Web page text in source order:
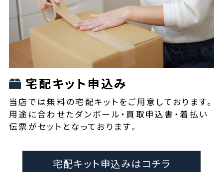
宅配キット申込み
当店では無料の宅配キットをご用意しております。
用途に合わせたダンボール・買取申込書・着払い
伝票がセットとなっております。
宅配キット申込みはコチラ